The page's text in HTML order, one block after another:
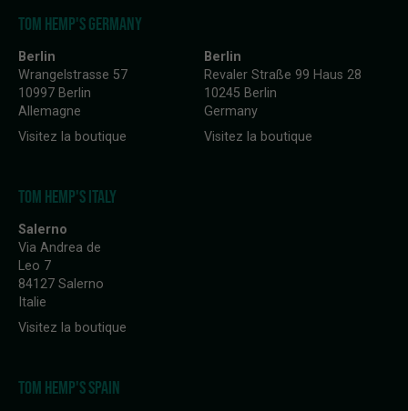
TOM HEMP'S GERMANY
Berlin
Wrangelstrasse 57
10997 Berlin
Allemagne
Visitez la boutique
Berlin
Revaler Straße 99 Haus 28
10245 Berlin
Germany
Visitez la boutique
TOM HEMP'S ITALY
Salerno
Via Andrea de
Leo 7
84127 Salerno
Italie
Visitez la boutique
TOM HEMP'S SPAIN